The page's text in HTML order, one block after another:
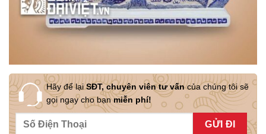
Hãy để lạiSĐT, chuyên viên tư vấncủa chúng tôi sẽ
gọi ngay cho bạnmiễn phí!